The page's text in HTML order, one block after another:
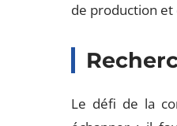
de production et
Le défi de la